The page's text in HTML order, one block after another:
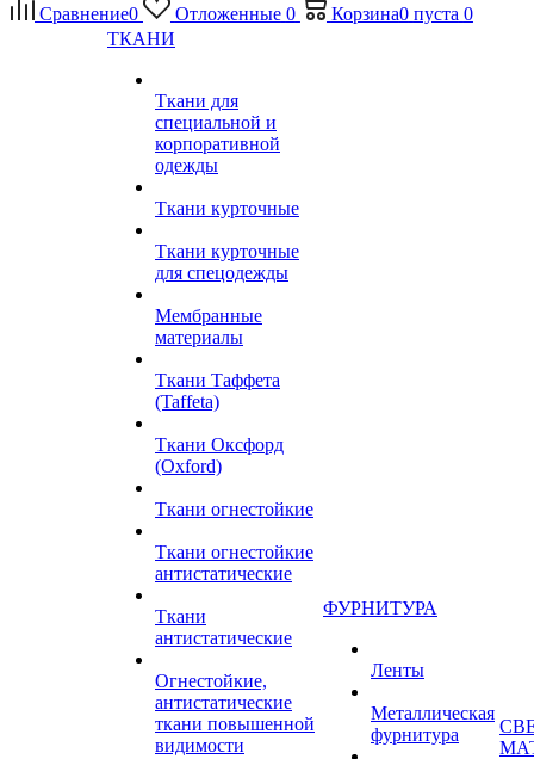
Сравнение0 Отложенные 0 Корзина0 пуста 0
ТКАНИ
Ткани для
специальной и
корпоративной
одежды
Ткани курточные
Ткани курточные
для спецодежды
Мембранные
материалы
Ткани Таффета
(Taffeta)
Ткани Оксфорд
(Oxford)
Ткани огнестойкие
Ткани огнестойкие
антистатические
Ткани
антистатические
Огнестойкие,
антистатические
ткани повышенной
видимости
ФУРНИТУРА
Ленты
Металлическая
фурнитура